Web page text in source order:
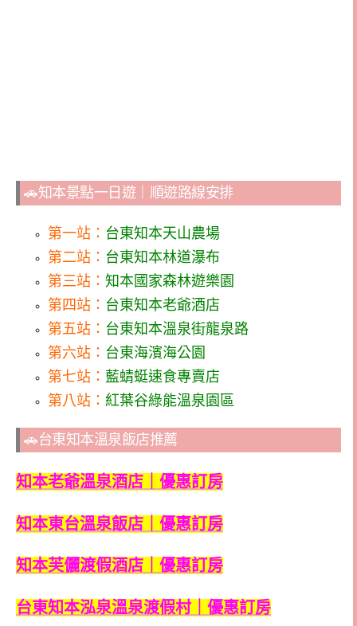
🚗知本景點一日遊｜順遊路線安排
第一站： 台東知本天山農場
第二站： 台東知本林道瀑布
第三站： 知本國家森林遊樂園
第四站： 台東知本老爺酒店
第五站： 台東知本溫泉街龍泉路
第六站： 台東海濱海公園
第七站： 藍蜻蜓速食專賣店
第八站： 紅葉谷綠能溫泉園區
🚗台東知本溫泉飯店推薦
知本老爺溫泉酒店｜優惠訂房
知本東台溫泉飯店｜優惠訂房
知本芙儷渡假酒店｜優惠訂房
台東知本泓泉溫泉渡假村｜優惠訂房